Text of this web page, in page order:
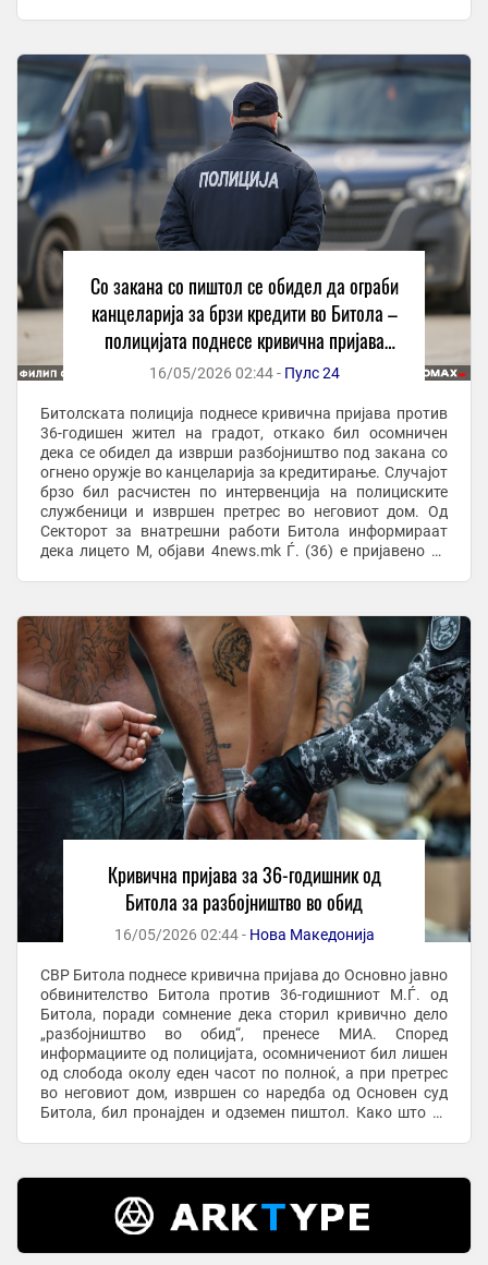
Со закана со пиштол се обидел да ограби
канцеларија за брзи кредити во Битола –
полицијата поднесе кривична пријава
против 36-годишник!
16/05/2026 02:44 - Пулс 24
Битолската полиција поднесе кривична пријава против
36-годишен жител на градот, откако бил осомничен
дека се обидел да изврши разбојништво под закана со
огнено оружје во канцеларија за кредитирање. Случајот
брзо бил расчистен по интервенција на полициските
службеници и извршен претрес во неговиот дом. Од
Секторот за внатрешни работи Битола информираат
дека лицето М, објави 4news.mk Ѓ. (36) е пријавено за
Кривична пријава за 36-годишник од
Битола за разбојништво во обид
16/05/2026 02:44 - Нова Македонија
СВР Битола поднесе кривична пријава до Основно јавно
обвинителство Битола против 36-годишниот М.Ѓ. од
Битола, поради сомнение дека сторил кривично дело
„разбојништво во обид“, пренесе МИА. Според
информациите од полицијата, осомничениот бил лишен
од слобода околу еден часот по полноќ, а при претрес
во неговиот дом, извршен со наредба од Основен суд
Битола, бил пронајден и одземен пиштол. Како што се